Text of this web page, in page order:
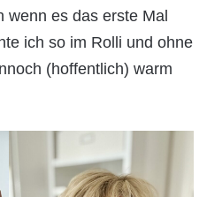
wenn es das erste Mal
ich so im Rolli und ohne
(hoffentlich) warm